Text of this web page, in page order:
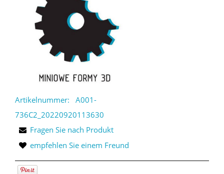
Artikelnummer:
A001-
736C2_20220920113630
Fragen Sie nach Produkt
empfehlen Sie einem Freund